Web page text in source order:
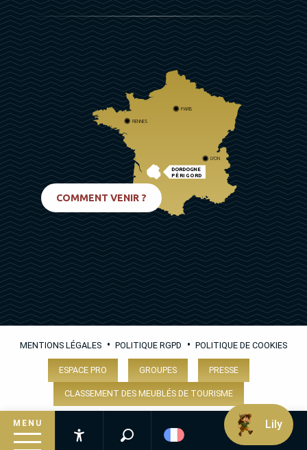
MENU
Recherche
DORDOGNE
PÉRIGORD
PARIS
RENNES
LYON
COMMENT VENIR ?
MENTIONS LÉGALES • POLITIQUE RGPD • POLITIQUE DE COOKIES
ESPACE PRO GROUPES PRESSE
CLASSEMENT DES MEUBLÉS DE TOURISME
Lily